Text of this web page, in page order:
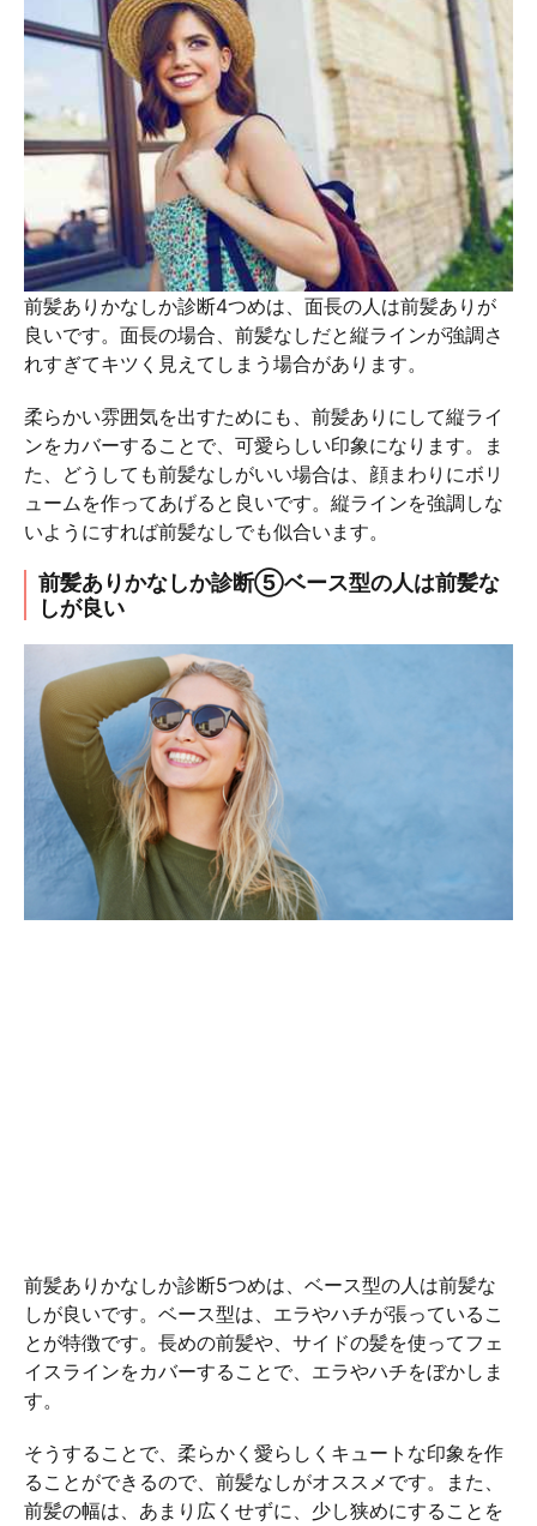
前髪ありかなしか診断4つめは、面長の人は前髪ありが
良いです。面長の場合、前髪なしだと縦ラインが強調さ
れすぎてキツく見えてしまう場合があります。
柔らかい雰囲気を出すためにも、前髪ありにして縦ライ
ンをカバーすることで、可愛らしい印象になります。ま
た、どうしても前髪なしがいい場合は、顔まわりにボリ
ュームを作ってあげると良いです。縦ラインを強調しな
いようにすれば前髪なしでも似合います。
前髪ありかなしか診断⑤ベース型の人は前髪な
しが良い
前髪ありかなしか診断5つめは、ベース型の人は前髪な
しが良いです。ベース型は、エラやハチが張っているこ
とが特徴です。長めの前髪や、サイドの髪を使ってフェ
イスラインをカバーすることで、エラやハチをぼかしま
す。
そうすることで、柔らかく愛らしくキュートな印象を作
ることができるので、前髪なしがオススメです。また、
前髪の幅は、あまり広くせずに、少し狭めにすることを